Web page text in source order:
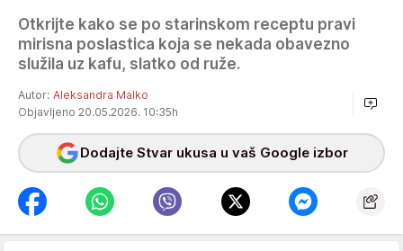
Otkrijte kako se po starinskom receptu pravi
mirisna poslastica koja se nekada obavezno
služila uz kafu, slatko od ruže.
Autor: Aleksandra Malko
Objavljeno 20.05.2026. 10:35h
Dodajte Stvar ukusa u vaš Google izbor